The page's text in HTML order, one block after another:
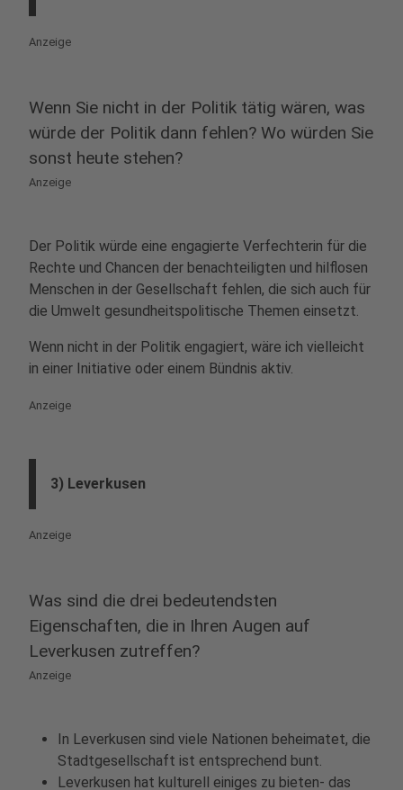
Anzeige
Wenn Sie nicht in der Politik tätig wären, was
würde der Politik dann fehlen? Wo würden Sie
sonst heute stehen?
Anzeige
Der Politik würde eine engagierte Verfechterin für die
Rechte und Chancen der benachteiligten und hilflosen
Menschen in der Gesellschaft fehlen, die sich auch für
die Umwelt gesundheitspolitische Themen einsetzt.
Wenn nicht in der Politik engagiert, wäre ich vielleicht
in einer Initiative oder einem Bündnis aktiv.
Anzeige
3) Leverkusen
Anzeige
Was sind die drei bedeutendsten
Eigenschaften, die in Ihren Augen auf
Leverkusen zutreffen?
Anzeige
In Leverkusen sind viele Nationen beheimatet, die
Stadtgesellschaft ist entsprechend bunt.
Leverkusen hat kulturell einiges zu bieten- das